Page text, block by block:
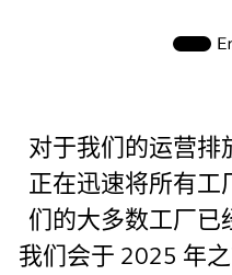
对于我们的运营排
正在迅速将所有工
们的大多数工厂已
我们会于 2025 年